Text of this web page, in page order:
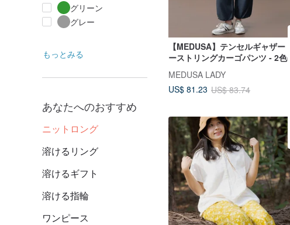
グリーン
グレー
もっとみる
あなたへのおすすめ
ニットロング
溶けるリング
溶けるギフト
溶ける指輪
ワンピース
【MEDUSA】テンセルギャザー
ーストリングカーゴパンツ - 2色
ーパンツ
MEDUSA LADY
US$ 81.23 US$ 83.74